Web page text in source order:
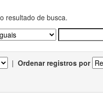
resultado de busca.
| Ordenar registros por